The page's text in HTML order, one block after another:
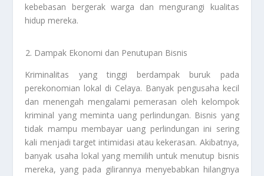
kebebasan bergerak warga dan mengurangi kualitas
hidup mereka.
Dampak Ekonomi dan Penutupan Bisnis
Kriminalitas yang tinggi berdampak buruk pada
perekonomian lokal di Celaya. Banyak pengusaha kecil
dan menengah mengalami pemerasan oleh kelompok
kriminal yang meminta uang perlindungan. Bisnis yang
tidak mampu membayar uang perlindungan ini sering
kali menjadi target intimidasi atau kekerasan. Akibatnya,
banyak usaha lokal yang memilih untuk menutup bisnis
mereka, yang pada gilirannya menyebabkan hilangnya